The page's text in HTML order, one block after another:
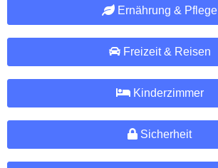
Ernährung & Pflege
Freizeit & Reisen
Kinderzimmer
Sicherheit